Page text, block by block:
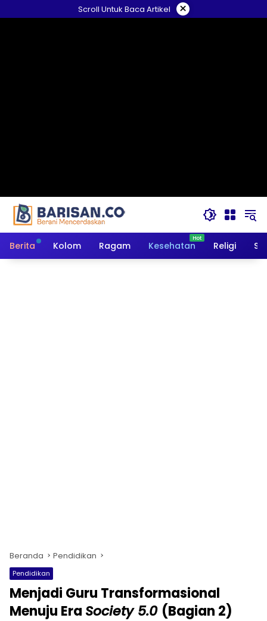
ke
Scroll Untuk Baca Artikel ×
Berita Kolom Ragam Kesehatan Religi
Beranda Pendidikan
Pendidikan
Menjadi Guru Transformasional
Menuju Era Society 5.0 (Bagian 2)